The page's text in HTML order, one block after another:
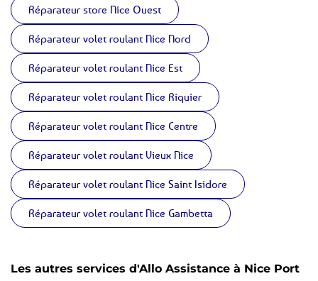
Réparateur store Nice Ouest
Réparateur volet roulant Nice Nord
Réparateur volet roulant Nice Est
Réparateur volet roulant Nice Riquier
Réparateur volet roulant Nice Centre
Réparateur volet roulant Vieux Nice
Réparateur volet roulant Nice Saint Isidore
Réparateur volet roulant Nice Gambetta
Les autres services d'Allo Assistance à Nice Port